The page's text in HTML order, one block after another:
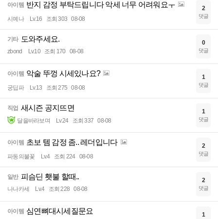
아이템 반지 감정 부탁드립니다 악세 너무 어려워요ㅜ
시예나 Lv.16 조회 303 08-08
2
댓글
기타 도와주세요.
zbond Lv.10 조회 170 08-08
0
댓글
아이템 악술 뚜껑 시세있나요?
궁딥파 Lv.13 조회 275 08-08
1
댓글
직업 새시즌 공지뜨면
달을바라보며 Lv.24 조회 337 08-08
1
댓글
아이템 초보 템 감정 좀.. 레더입니다
파동의불꽃 Lv.4 조회 224 08-08
2
댓글
일반 피슴딘 횃불 할때..
나나카세 Lv.4 조회 228 08-08
2
댓글
아이템 심연뼈대시세질문요 1